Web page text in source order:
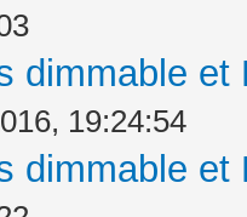
dimmable
19:24:54
dimmable